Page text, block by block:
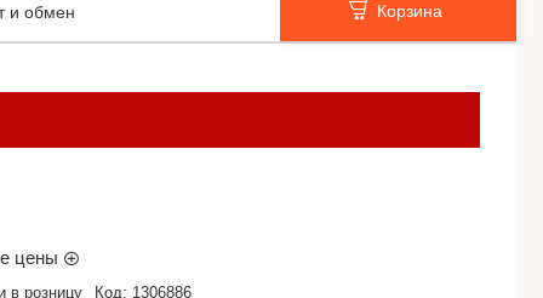
и обмен Корзина
цены
в розницу Код: 1306886